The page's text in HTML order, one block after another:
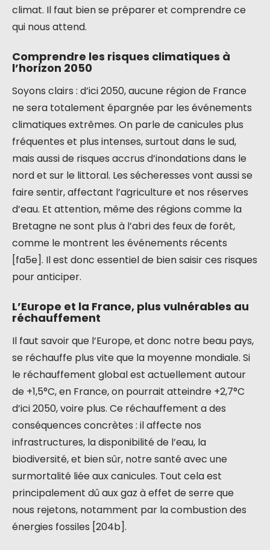
climat. Il faut bien se préparer et comprendre ce
qui nous attend.
Comprendre les risques climatiques à
l’horizon 2050
Soyons clairs : d’ici 2050, aucune région de France
ne sera totalement épargnée par les événements
climatiques extrêmes. On parle de canicules plus
fréquentes et plus intenses, surtout dans le sud,
mais aussi de risques accrus d’inondations dans le
nord et sur le littoral. Les sécheresses vont aussi se
faire sentir, affectant l’agriculture et nos réserves
d’eau. Et attention, même des régions comme la
Bretagne ne sont plus à l’abri des feux de forêt,
comme le montrent les événements récents
[fa5e]. Il est donc essentiel de bien saisir ces risques
pour anticiper.
L’Europe et la France, plus vulnérables au
réchauffement
Il faut savoir que l’Europe, et donc notre beau pays,
se réchauffe plus vite que la moyenne mondiale. Si
le réchauffement global est actuellement autour
de +1,5°C, en France, on pourrait atteindre +2,7°C
d’ici 2050, voire plus. Ce réchauffement a des
conséquences concrètes : il affecte nos
infrastructures, la disponibilité de l’eau, la
biodiversité, et bien sûr, notre santé avec une
surmortalité liée aux canicules. Tout cela est
principalement dû aux gaz à effet de serre que
nous rejetons, notamment par la combustion des
énergies fossiles [204b].